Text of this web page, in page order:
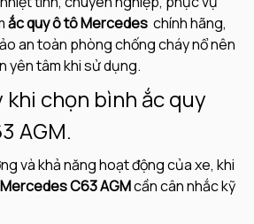
ắc quy ô tô Mercedes chính hãng,
an toàn phòng chống cháy nổ nên
yên tâm khi sử dụng.
khi chọn bình ắc quy
AGM.
và khả năng hoạt động của xe, khi
C63 AGMcần cân nhắc kỹ